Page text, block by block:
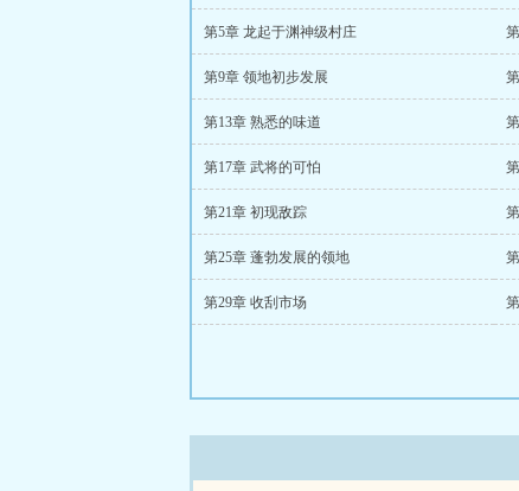
第5章 龙起于渊神级村庄
第9章 领地初步发展
第13章 熟悉的味道
第17章 武将的可怕
第21章 初现敌踪
第25章 蓬勃发展的领地
第29章 收刮市场